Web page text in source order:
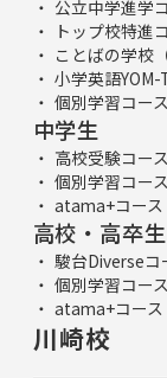
公立中学進学
トップ校特進
ことばの学校
小学英語YOM-
個別学習コー
中学生
高校受験コー
個別学習コー
atama+コース
高校・高卒生
駿台Diverseコ
個別学習コー
atama+コース
川崎校